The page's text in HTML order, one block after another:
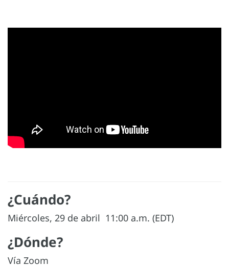
¿Cuándo?
Miércoles, 29 de abril 11:00 a.m. (EDT)
¿Dónde?
Vía Zoom